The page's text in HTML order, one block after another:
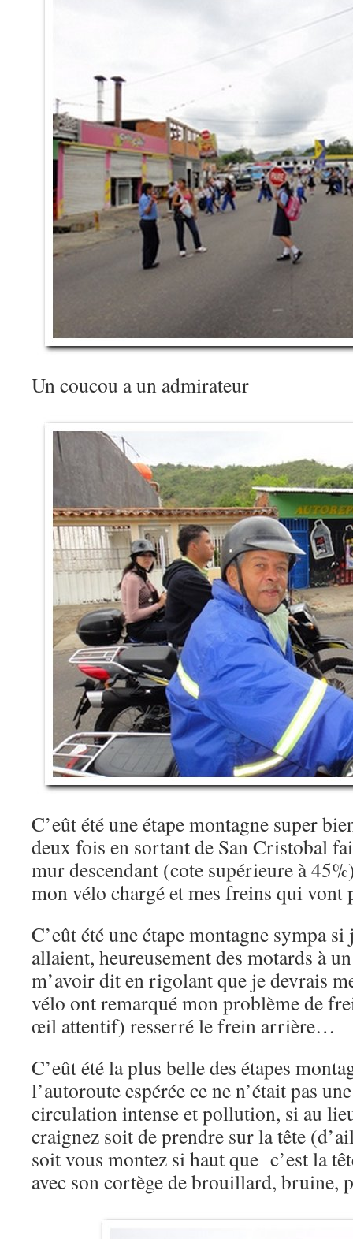
Un coucou a un admirateur
C’eût été une étape montagne super
deux fois en sortant de San Cristobal
mur descendant (cote supérieure à
mon vélo chargé et mes freins qui
C’eût été une étape montagne sympa
allaient, heureusement des motards à
m’avoir dit en rigolant que je devrais
vélo ont remarqué mon problème de
œil attentif) resserré le frein arrière…
C’eût été la plus belle des étapes
l’autoroute espérée ce ne n’était pas
circulation intense et pollution, si au
craignez soit de prendre sur la tête
soit vous montez si haut que c’est la
avec son cortège de brouillard,